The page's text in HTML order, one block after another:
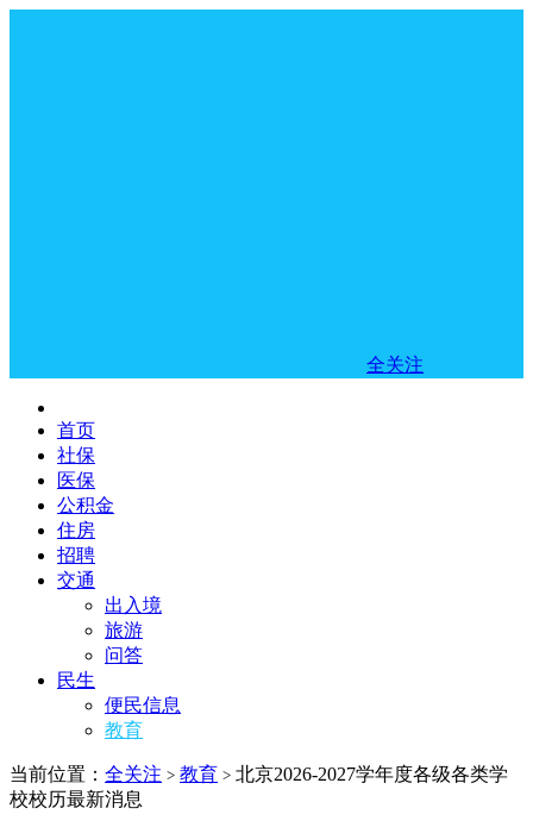
全关注
首页
社保
医保
公积金
住房
招聘
交通
出入境
旅游
问答
民生
便民信息
教育
当前位置： 全关注 > 教育 > 北京2026-2027学年度各级各类学
校校历最新消息